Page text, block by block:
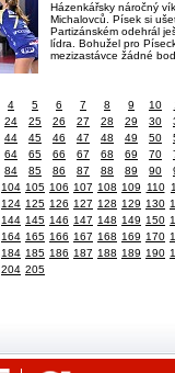
Házenkářsky náročný
Michalovců. Písek si
Partizánském odehrál
lídra. Bohužel pro
mezizastávce žádné
4 5 6 7 8 9 10
24 25 26 27 28 29 30
44 45 46 47 48 49 50
64 65 66 67 68 69 70
84 85 86 87 88 89 90
104 105 106 107 108 109 110
124 125 126 127 128 129 130
144 145 146 147 148 149 150
164 165 166 167 168 169 170
184 185 186 187 188 189 190
204 205